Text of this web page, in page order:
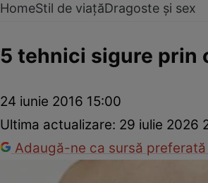
HomeStil de viațăDragoste și sex
5 tehnici sigure prin
24 iunie 2016 15:00
Ultima actualizare: 29 iulie 2026
Adaugă-ne ca sursă preferată